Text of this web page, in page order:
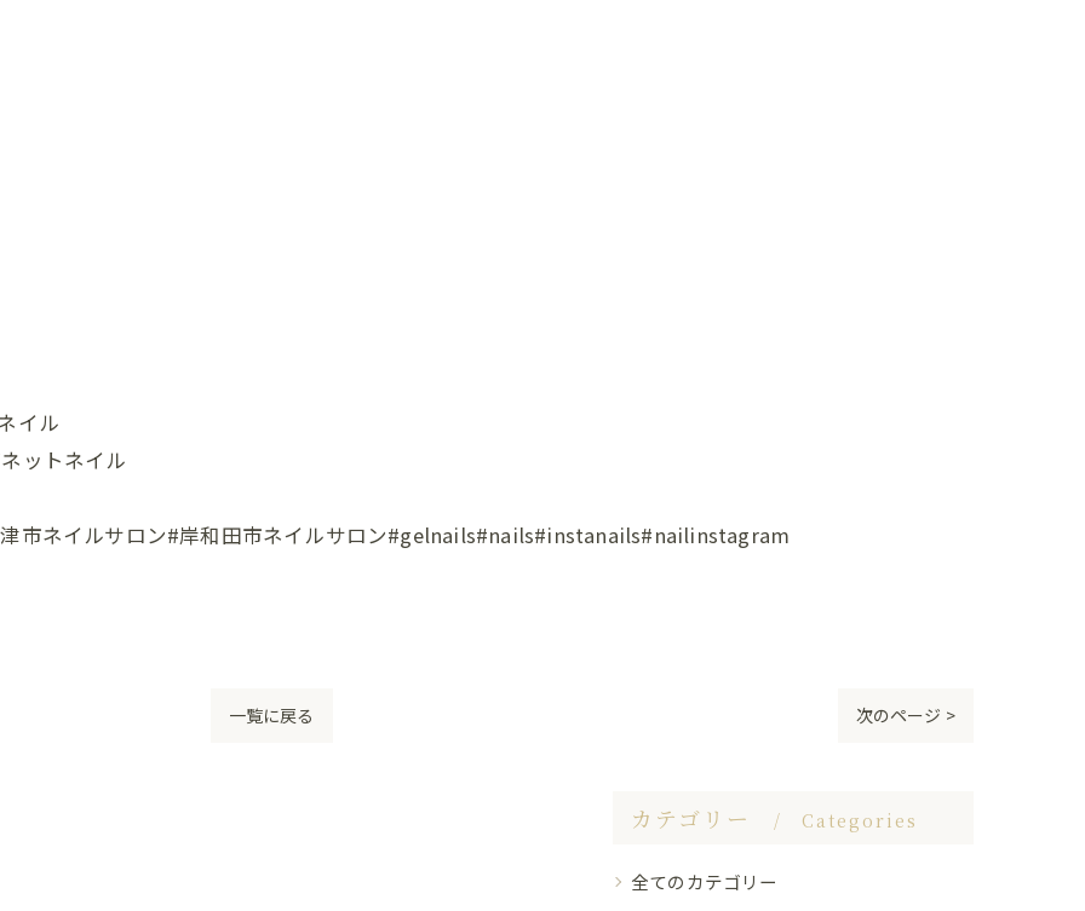
イル
ットネイル
市ネイルサロン#岸和田市ネイルサロン#gelnails#nails#instanails#nailinstagram
一覧に戻る 次のページ >
カテゴリー Categories
全てのカテゴリー